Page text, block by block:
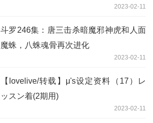
2023-02-11
斗罗246集：唐三击杀暗魔邪神虎和人面
魔蛛，八蛛魂骨再次进化
2023-02-11
【lovelive/转载】μ's设定资料（17）レ
ッスン着(2期用)
2023-02-11